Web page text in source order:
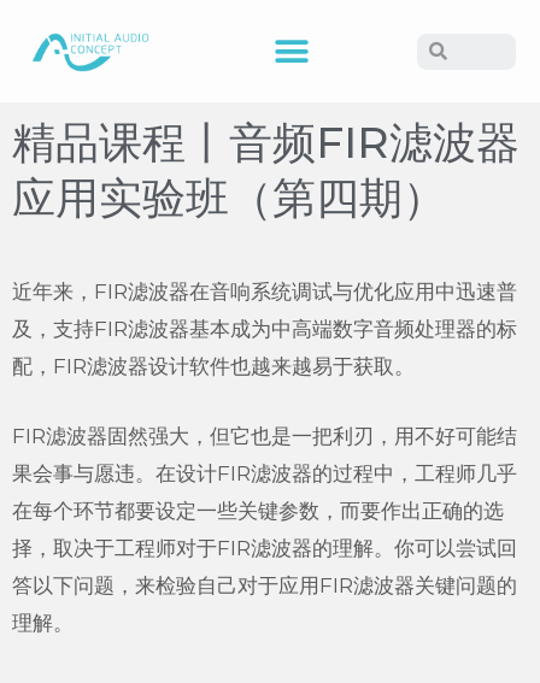
精品课程丨音频FIR滤波器
应用实验班（第四期）
近年来，FIR滤波器在音响系统调试与优化应用中迅速普
及，支持FIR滤波器基本成为中高端数字音频处理器的标
配，FIR滤波器设计软件也越来越易于获取。
FIR滤波器固然强大，但它也是一把利刃，用不好可能结
果会事与愿违。在设计FIR滤波器的过程中，工程师几乎
在每个环节都要设定一些关键参数，而要作出正确的选
择，取决于工程师对于FIR滤波器的理解。你可以尝试回
答以下问题，来检验自己对于应用FIR滤波器关键问题的
理解。